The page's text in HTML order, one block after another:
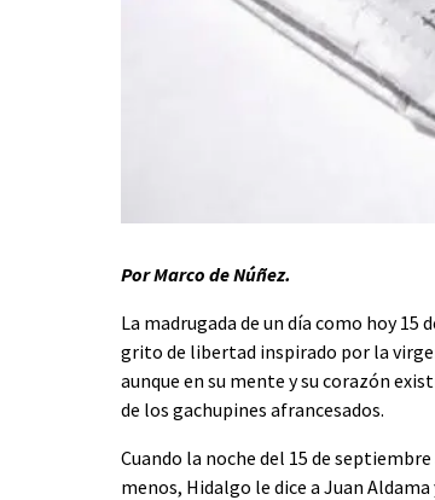
Por Marco de Núñez.
La madrugada de un día como hoy
grito de libertad inspirado por la
aunque en su mente y su corazón
de los gachupines afrancesados.
Cuando la noche del 15 de
menos, Hidalgo le dice a Juan